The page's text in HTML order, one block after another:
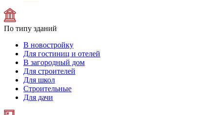
По типу зданий
В новостройку
Для гостиниц и отелей
В загородный дом
Для строителей
Для школ
Строительные
Для дачи